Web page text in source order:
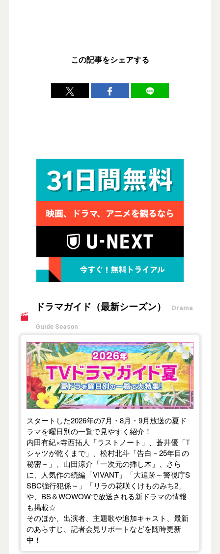
この記事をシェアする
ドラマガイド（最新シーズン） Drama
Guide Season
【2026年夏】TVドラマガイド
スタートした2026年の7月・8月・9月放送の夏ド
ラマを曜日別の一覧で見やすく紹介！
内田有紀×寺西拓人「ラストノート」、蒼井優「T
シャツが乾くまで」、松村北斗「告白－25年目の
秘密－」、山田涼介「一次元の挿し木」、さら
に、人気作の続編「VIVANT」「大追跡～警視庁S
SBC強行犯係～」「リラの花咲くけものみち2」
や、BS＆WOWOWで放送される新ドラマの情報
も掲載☆
そのほか、出演者、主題歌や追加キャスト、最新
のあらすじ、記者会見リポートなどを随時更新
中！